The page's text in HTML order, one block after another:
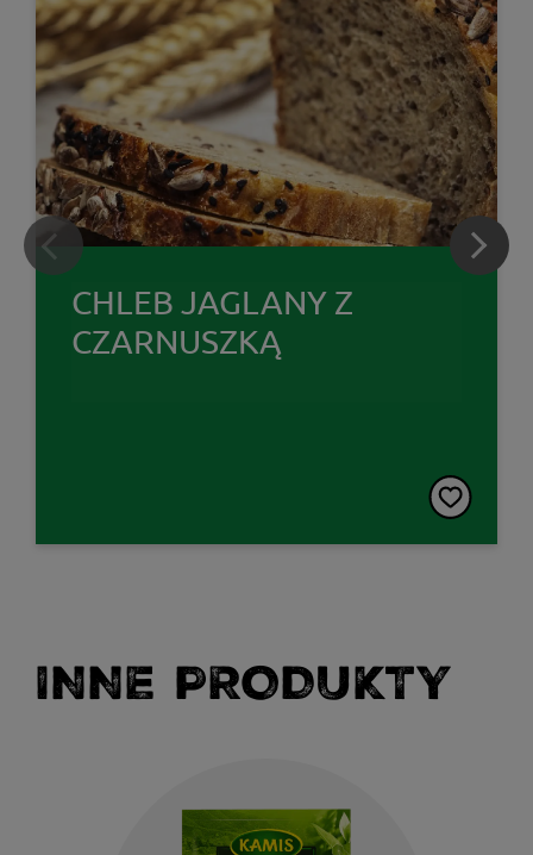
CHLEB JAGLANY Z
CZARNUSZKĄ
INNE PRODUKTY